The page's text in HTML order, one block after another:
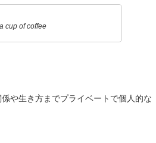
cup of coffee
や生き方までプライベートで個人的な